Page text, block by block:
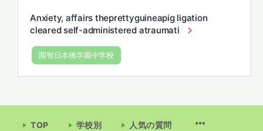
Anxiety, affairs theprettyguineapig ligation
cleared self-administered atraumati
開智日本橋学園中学校
TOP 学校別 人気の質問